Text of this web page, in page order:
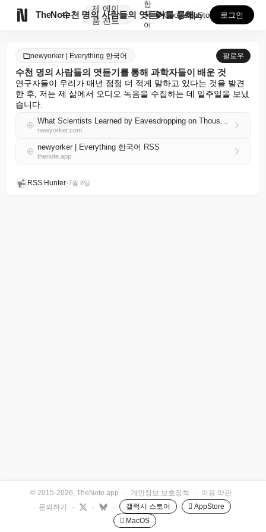
TheNote
제
품
에이
전트
수천 명의 사람들의 엿듣기를 통해 과학자들이 배운 것
한
국
어
GooglePlay
AppStore 로그인
newyorker | Everything 한국어 팔로우
수천 명의 사람들의 엿듣기를 통해 과학자들이 배운 것
연구자들이 우리가 매년 점점 더 적게 말하고 있다는 것을 발견
한 후, 저는 제 삶에서 오디오 녹음을 수집하는 데 일주일을 보냈
습니다.
What Scientists Learned by Eavesdropping on Thousands of People
newyorker.com
newyorker | Everything 한국어 RSS
thenote.app
RSS Hunter•7월 8일
© 2015-2026, TheNote.app · 개인정보 보호정책 · 이용 약관
·
문의하기
· · · 갤럭시 스토어
 AppStore
 MacOS